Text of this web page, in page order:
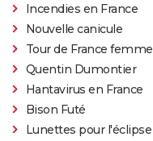
Incendies en France
Nouvelle canicule
Tour de France
Quentin Dumontier
Hantavirus en France
Bison Futé
Lunettes pour l'éclipse